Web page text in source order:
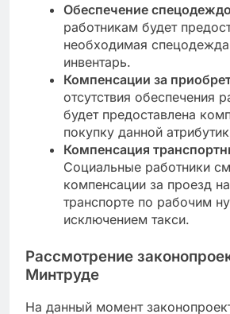
Обеспечение
работникам будет
необходимая
инвентарь.
Компенсации за
отсутствия обеспечения
будет предоставлена
покупку данной
Компенсация
Социальные работники
компенсации за проезд
транспорте по рабочим
исключением такси.
Рассмотрение
Минтруде
На данный момент